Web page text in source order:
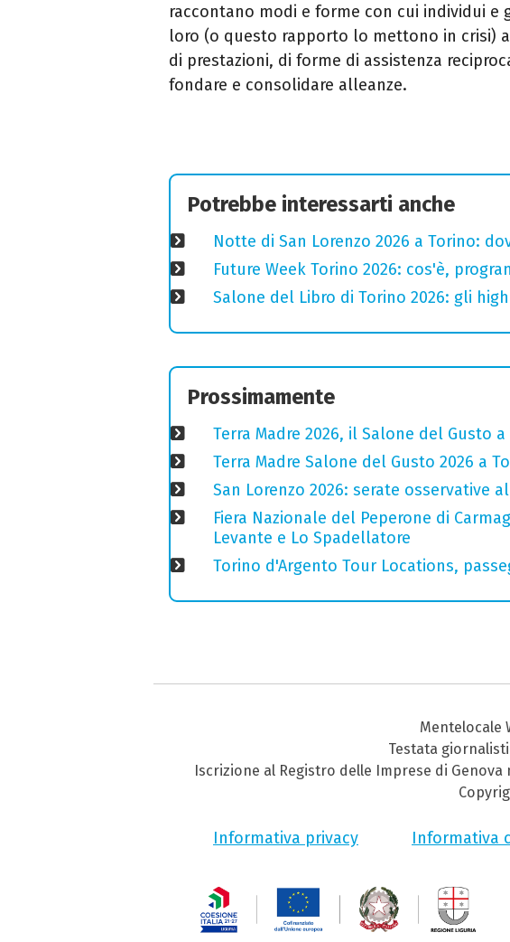
raccontano modi e forme con cui individui
loro (o questo rapporto lo mettono in crisi)
di prestazioni, di forme di assistenza
fondare e consolidare alleanze.
Potrebbe interessarti anche
Notte di San Lorenzo 2026 a Torino:
Future Week Torino 2026: cos'è,
Salone del Libro di Torino 2026: gli
Prossimamente
Terra Madre 2026, il Salone del Gusto
Terra Madre Salone del Gusto 2026 a
San Lorenzo 2026: serate osservative
Fiera Nazionale del Peperone di
Levante e Lo Spadellatore
Torino d'Argento Tour Locations,
Mentelocale
Testata
Iscrizione al Registro delle Imprese di Genova
Informativa privacy Informativa